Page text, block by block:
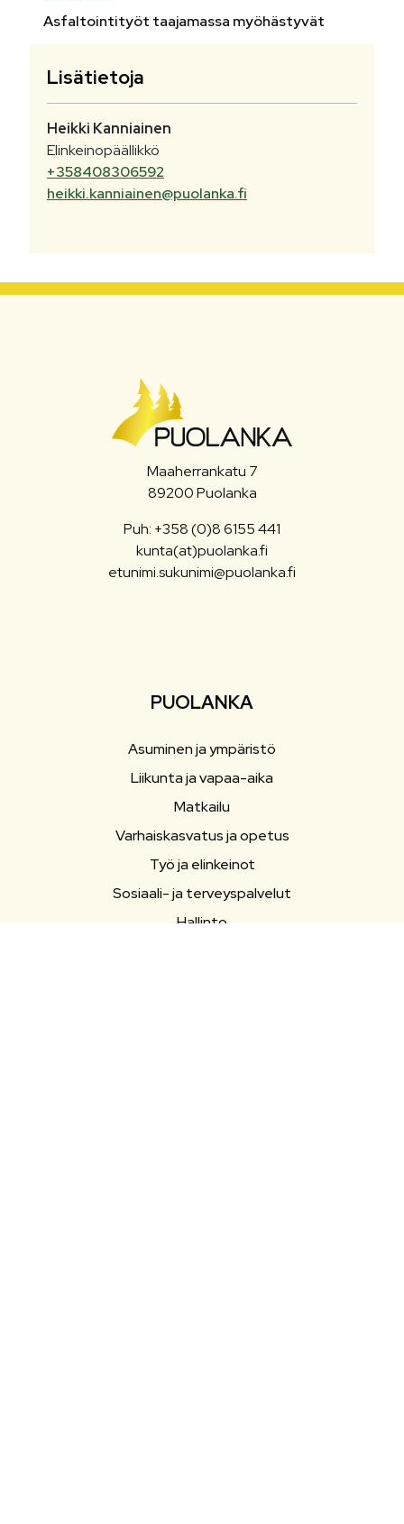
Asfaltointityöt taajamassa myöhästyvät
Lisätietoja
Heikki Kanniainen
Elinkeinopäällikkö
+358408306592
heikki.kanniainen@puolanka.fi
Maaherrankatu 7
89200 Puolanka
Puh: +358 (0)8 6155 441
kunta(at)puolanka.fi
etunimi.sukunimi@puolanka.fi
PUOLANKA
Asuminen ja ympäristö
Liikunta ja vapaa-aika
Matkailu
Varhaiskasvatus ja opetus
Työ ja elinkeinot
Sosiaali- ja terveyspalvelut
Hallinto